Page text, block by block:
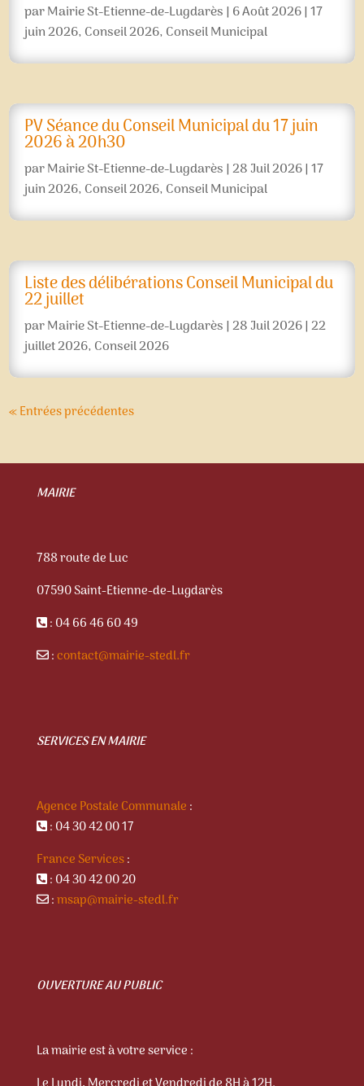
parMairie St-Etienne-de-Lugdarès| 6 Août 2026|17
juin 2026, Conseil 2026, Conseil Municipal
PV Séance du Conseil Municipal du 17 juin
2026 à 20h30
parMairie St-Etienne-de-Lugdarès|28 Juil 2026|17
juin 2026, Conseil 2026, Conseil Municipal
Liste des délibérations Conseil Municipal du
22 juillet
parMairie St-Etienne-de-Lugdarès|28 Juil 2026|22
juillet 2026, Conseil 2026
« Entrées précédentes
MAIRIE
788 route de Luc
07590 Saint-Etienne-de-Lugdarès
: 04 66 46 60 49
:contact@mairie-stedl.fr
SERVICES EN MAIRIE
Agence Postale Communale :
: 04 30 42 00 17
France Services:
: 04 30 42 00 20
:msap@mairie-stedl.fr
OUVERTURE AU PUBLIC
La mairie est à votre service :